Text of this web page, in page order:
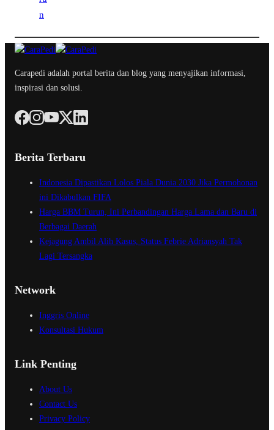
Carapedi adalah portal berita dan blog yang menyajikan informasi,
inspirasi dan solusi.
Berita Terbaru
Indonesia Dipastikan Lolos Piala Dunia 2030 Jika Permohonan
ini Dikabulkan FIFA
Harga BBM Turun, Ini Perbandingan Harga Lama dan Baru di
Berbagai Daerah
Kejagung Ambil Alih Kasus, Status Febrie Adriansyah Tak
Lagi Tersangka
Network
Inggris Online
Konsultasi Hukum
Link Penting
About Us
Contact Us
Privacy Policy